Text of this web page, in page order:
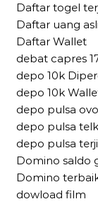
Daftar togel
Daftar uang asli
Daftar Wallet
debat capres
depo 10k
depo 10k
depo pulsa ovo
depo pulsa
depo pulsa
Domino saldo
Domino
dowload film